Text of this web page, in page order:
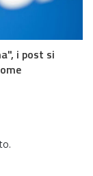
i post si